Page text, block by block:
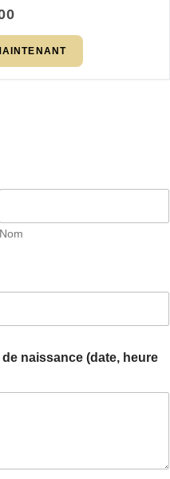
Nom
naissance (date, heure